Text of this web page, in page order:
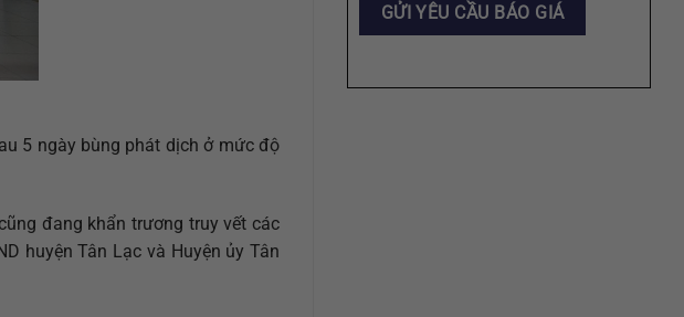
5 ngày bùng phát dịch ở mức độ
đang khẩn trương truy vết các
huyện Tân Lạc và Huyện ủy Tân